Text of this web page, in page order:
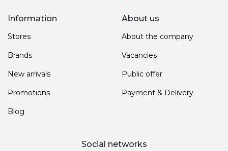
Information
Stores
Brands
New arrivals
Promotions
Blog
About us
About the company
Vacancies
Public offer
Payment & Delivery
Social networks